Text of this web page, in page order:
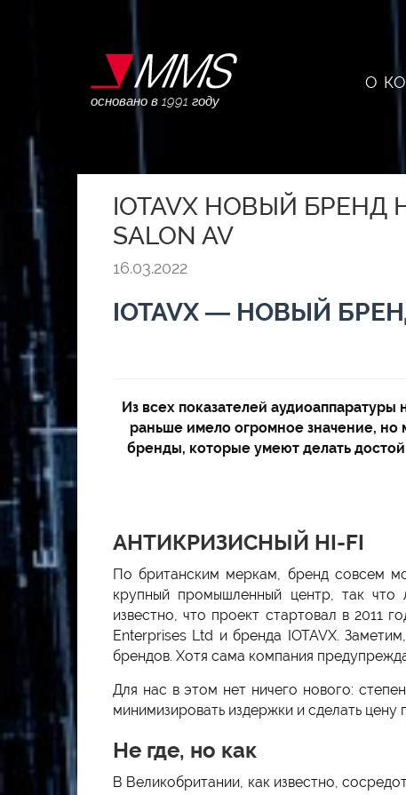
основано в 1991 году
О
IOTAVX НОВЫЙ
SALON AV
16.03.2022
IOTAVX — НОВЫЙ
Из всех показателей
раньше имело огромное значение, но
бренды, которые умеют делать
АНТИКРИЗИСНЫЙ HI-FI
По британским меркам, бренд совсем
крупный промышленный центр, так что
известно, что проект стартовал в 2011
Enterprises Ltd и бренда IOTAVX.
брендов. Хотя сама компания
Для нас в этом нет ничего нового:
минимизировать издержки и сделать цену
Не где, но как
В Великобритании, как известно,